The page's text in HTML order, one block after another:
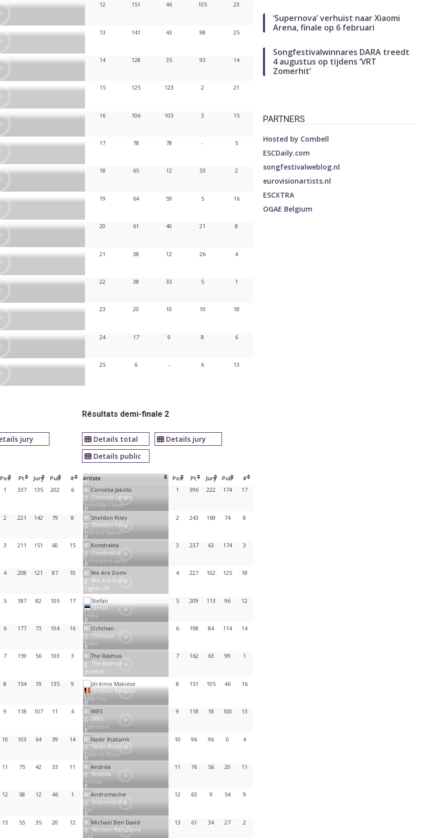
12 151 46 105 23
13 141 43 98 25
14 128 35 93 14
15 125 123 2 21
16 106 103 3 15
17 78 78 - 5
18 65 12 53 2
19 64 59 5 16
20 61 40 21 8
21 38 12 26 4
22 38 33 5 1
23 20 10 10 18
24 17 9 8 6
25 6 - 6 13
jury
Pos Pt. Jury Pub #
1 337 135 202 6
2 221 142 79 8
3 211 151 60 15
4 208 121 87 10
5 187 82 105 17
6 177 73 104 16
7 159 56 103 3
8 154 19 135 9
9 118 107 11 4
10 103 64 39 14
11 75 42 33 11
12 58 12 46 1
13 55 35 20 12
Résultats demi-finale 2
Details total
Details jury
Details public
Artiste Pos Pt. Jury Pub #
Cornelia Jakobs
Hold Me Closer
1 396 222 174 17
Sheldon Riley
Not the Same
2 243 169 74 8
Konstrakta
In corpore sano
3 237 63 174 3
We Are Domi
Lights Off
4 227 102 125 18
Stefan
Hope
5 209 113 96 12
Ochman
River
6 198 84 114 14
The Rasmus
Jezebel
7 162 63 99 1
Jérémie Makiese
Miss You
8 151 105 46 16
WRS
Llamame
9 118 18 100 13
Nadir Rüstəmli
Fade to Black
10 96 96 0 4
Andrea
Circles
11 76 56 20 11
Andromache
Ela
12 63 9 54 9
Michael Ben David
13 61 34 27 2
‘Supernova’ verhuist naar Xiaomi
Arena, finale op 6 februari
Songfestivalwinnares DARA treedt
4 augustus op tijdens ‘VRT
Zomerhit’
PARTNERS
Hosted by Combell
ESCDaily.com
songfestivalweblog.nl
eurovisionartists.nl
ESCXTRA
OGAE Belgium